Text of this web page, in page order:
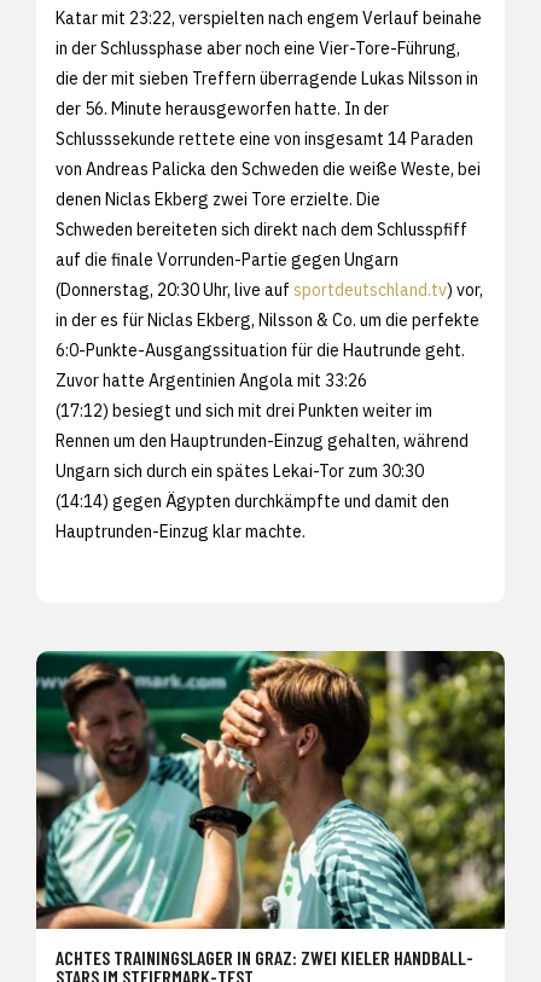
Katar mit 23:22, verspielten nach engem Verlauf beinahe
in der Schlussphase aber noch eine Vier-Tore-Führung,
die der mit sieben Treffern überragende Lukas Nilsson in
der 56. Minute herausgeworfen hatte. In der
Schlusssekunde rettete eine von insgesamt 14 Paraden
von Andreas Palicka den Schweden die weiße Weste, bei
denen Niclas Ekberg zwei Tore erzielte. Die
Schweden bereiteten sich direkt nach dem Schlusspfiff
auf die finale Vorrunden-Partie gegen Ungarn
(Donnerstag, 20:30 Uhr, live auf sportdeutschland.tv) vor,
in der es für Niclas Ekberg, Nilsson & Co. um die perfekte
6:0-Punkte-Ausgangssituation für die Hautrunde geht.
Zuvor hatte Argentinien Angola mit 33:26
(17:12) besiegt und sich mit drei Punkten weiter im
Rennen um den Hauptrunden-Einzug gehalten, während
Ungarn sich durch ein spätes Lekai-Tor zum 30:30
(14:14) gegen Ägypten durchkämpfte und damit den
Hauptrunden-Einzug klar machte.
ACHTES TRAININGSLAGER IN GRAZ: ZWEI KIELER HANDBALL-
STARS IM STEIERMARK-TEST